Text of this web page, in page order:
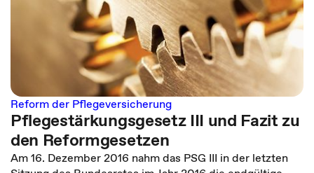
Reform der Pflegeversicherung
Pflegestärkungsgesetz III und Fazit zu
den Reformgesetzen
Am 16. Dezember 2016 nahm das PSG III in der letzten